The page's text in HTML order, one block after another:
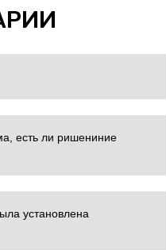
есть ли ришениние
установлена